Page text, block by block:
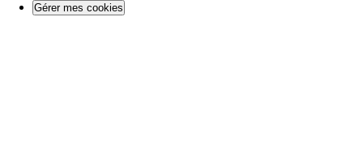
Gérer mes cookies